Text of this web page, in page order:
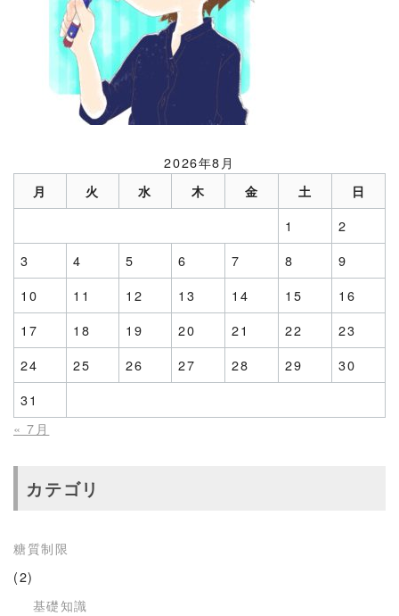
2026年8月
月 火 水 木 金 土 日
1
2
3
4 5 6 7 8
9
10
11 12 13 14 15
16
17
18 19 20 21 22
23
24
25 26 27 28 29
30
31
« 7月
カテゴリ
糖質制限
(2)
基礎知識